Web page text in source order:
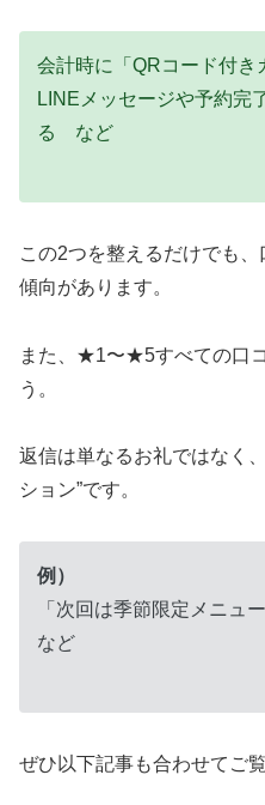
会計時に「QRコード付き
LINEメッセージや予約完
る など
この2つを整えるだけでも
傾向があります。
また、★1〜★5すべての口
う。
返信は単なるお礼ではなく
ション”です。
例）
「次回は季節限定メニュ
など
ぜひ以下記事も合わせてご